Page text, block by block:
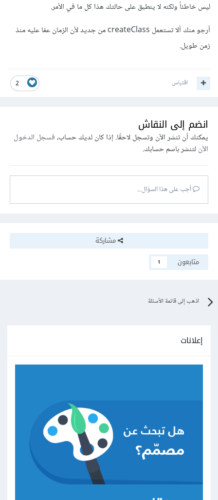
ليس خاطئاً ولكنه لا ينطبق على حالتك هذا كل ما في اﻷمر.
أرجو منك ألا تستعمل createClass من جديد ﻷن الزمان عفا عليه منذ
زمن طويل.
2 اقتباس
انضم إلى النقاش
يمكنك أن تنشر الآن وتسجل لاحقًا. إذا كان لديك حساب،فسجل الدخول
الآنلتنشر باسم حسابك.
أجب على هذا السؤال...
مشاركة
متابعون
1
اذهب إلى قائمة الأسئلة
إعلانات